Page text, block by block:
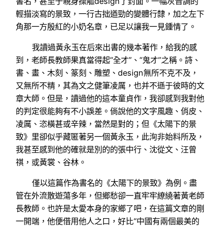
輕描淡寫的景致，一行古拙遒勁的變體行隸，加之左下
角那一方殷紅的小奶名章，已足以讓我一見鍾情了。
我讀過黃永玉在后來出書的幾本著作，給我的感
到，老師長教師果真當得起“全才”、“鬼才”之稱。詩、
書、畫、木刻、篆刻、雕塑、design無所不克不及，
又無所不精，其為文之健筆凌厲，也并不遜于彼時的文
章大師。但是，讀過他的這本童貞作，我卻感到我對他
的判定很能夠有不小誤差。倘說他的文字風趣、俏皮、
凌厲、恣橫甚或辛辣，當然是對的；但《太陽下的景
致》里卻似乎藏匿著另一個黃永玉，此洵非始料所及，
我甚至感到他的確就是別的的張中行、沈從文、汪曾
祺，或黃裳、谷林。
僅以這篇作為書名的《太陽下的景致》為例。盡
管在外流散遊蕩多年，但鄉愁卻一直牢牢繚繞著黃老師
長教師。也許是太愛本身的家鄉了吧，在這篇文章的剛
一開端，他便借用他人之口，好比“中國有兩個最美的